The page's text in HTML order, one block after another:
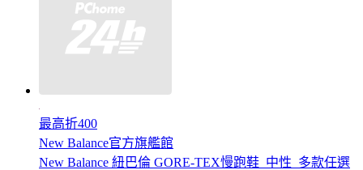
最高折400
New Balance官方旗艦館
New Balance 紐巴倫 GORE-TEX慢跑鞋_中性_多款任選